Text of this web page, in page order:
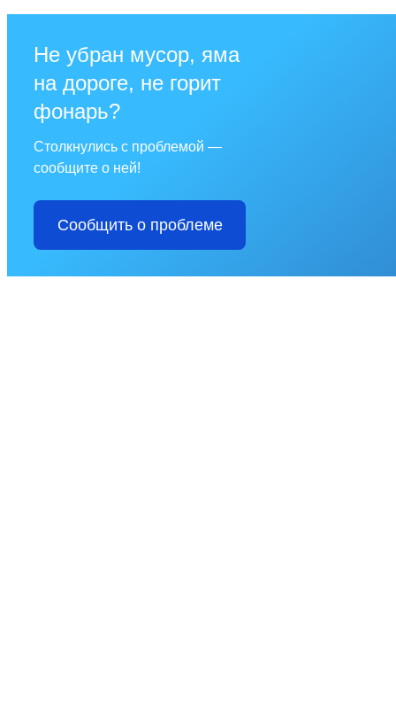
Не убран мусор, яма
на дороге, не горит
фонарь?
Столкнулись с проблемой —
сообщите о ней!
Сообщить о проблеме